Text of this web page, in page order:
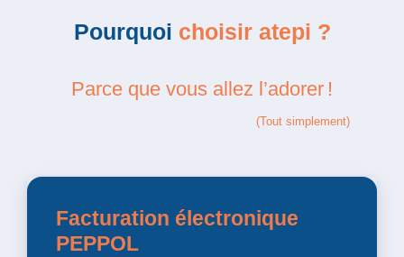
Pourquoi choisir atepi ?
Parce que vous allez l’adorer !
(Tout simplement)
Facturation électronique
PEPPOL